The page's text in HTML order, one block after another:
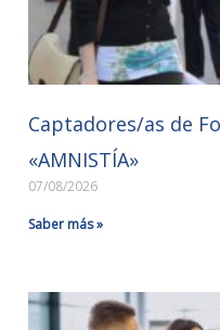
Captadores/as de
«AMNISTÍA»
07/08/2026
Saber más »